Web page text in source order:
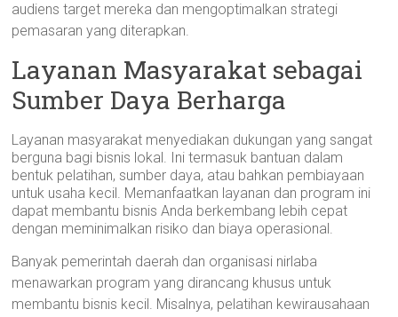
audiens target mereka dan mengoptimalkan strategi
pemasaran yang diterapkan.
Layanan Masyarakat sebagai
Sumber Daya Berharga
Layanan masyarakat menyediakan dukungan yang sangat
berguna bagi bisnis lokal. Ini termasuk bantuan dalam
bentuk pelatihan, sumber daya, atau bahkan pembiayaan
untuk usaha kecil. Memanfaatkan layanan dan program ini
dapat membantu bisnis Anda berkembang lebih cepat
dengan meminimalkan risiko dan biaya operasional.
Banyak pemerintah daerah dan organisasi nirlaba
menawarkan program yang dirancang khusus untuk
membantu bisnis kecil. Misalnya, pelatihan kewirausahaan